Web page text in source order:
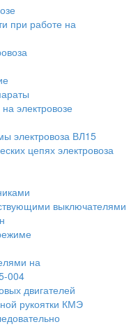
при работе на
электровозе
электровоза ВЛ15
цепях электровоза
выключателями
на
004
двигателей
рукоятки КМЭ